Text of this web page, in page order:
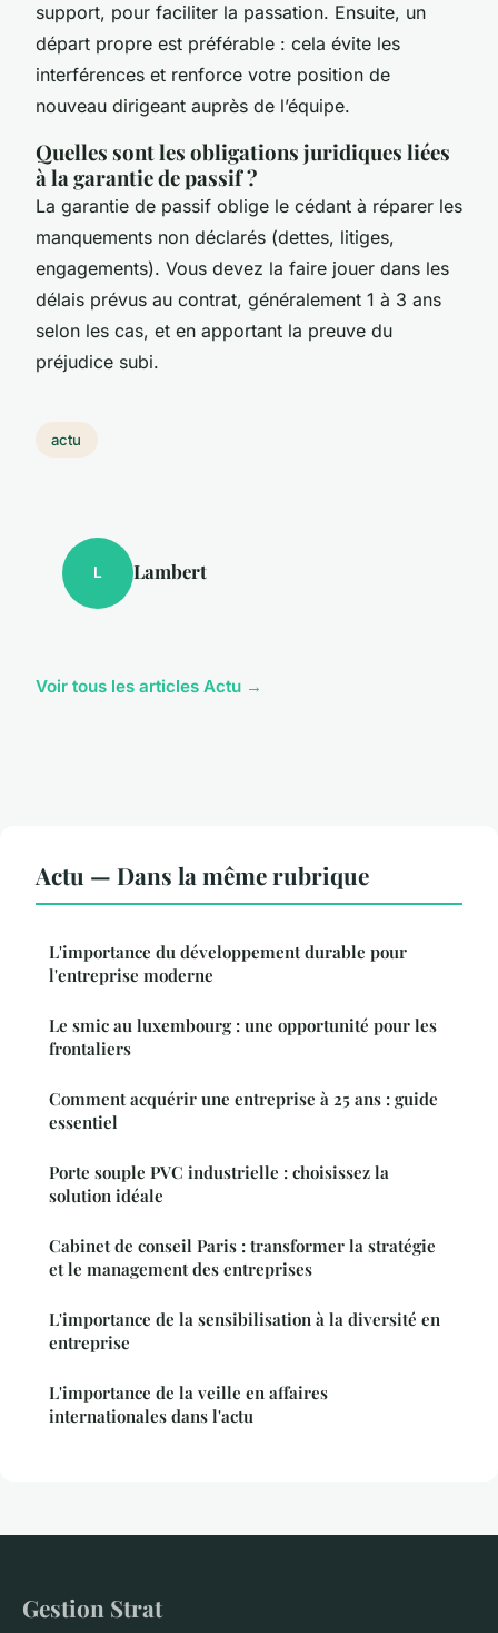
support, pour faciliter la passation. Ensuite, un
départ propre est préférable : cela évite les
interférences et renforce votre position de
nouveau dirigeant auprès de l’équipe.
Quelles sont les obligations juridiques liées
à la garantie de passif ?
La garantie de passif oblige le cédant à réparer les
manquements non déclarés (dettes, litiges,
engagements). Vous devez la faire jouer dans les
délais prévus au contrat, généralement 1 à 3 ans
selon les cas, et en apportant la preuve du
préjudice subi.
actu
L Lambert
Voir tous les articles Actu →
Actu — Dans la même rubrique
L'importance du développement durable pour
l'entreprise moderne
Le smic au luxembourg : une opportunité pour les
frontaliers
Comment acquérir une entreprise à 25 ans : guide
essentiel
Porte souple PVC industrielle : choisissez la
solution idéale
Cabinet de conseil Paris : transformer la stratégie
et le management des entreprises
L'importance de la sensibilisation à la diversité en
entreprise
L'importance de la veille en affaires
internationales dans l'actu
Gestion Strat